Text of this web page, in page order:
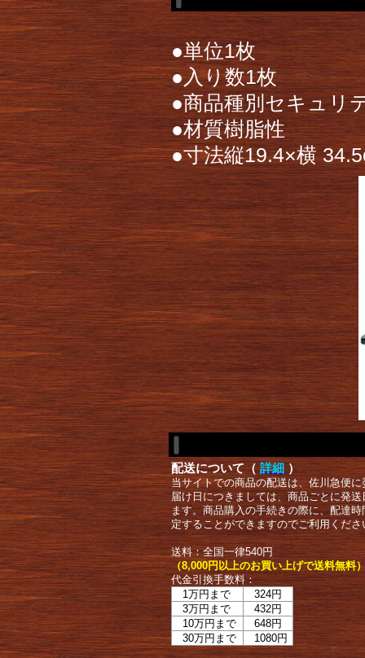
●単位1枚
●入り数1枚
●商品種別セキュリ
●材質樹脂性
●寸法縦19.4×横
配送について（ 詳細 ）
当サイトでの商品の配送は、佐川急便
届け日につきましては、商品ごとに発
ます。商品購入の手続きの際に、配達
定することができますのでご利用くださ
送料：全国一律540円
（8,000円以上のお買い上げで送料無料
代金引換手数料：
1万円まで
324円
3万円まで
432円
10万円まで
648円
30万円まで
1080円